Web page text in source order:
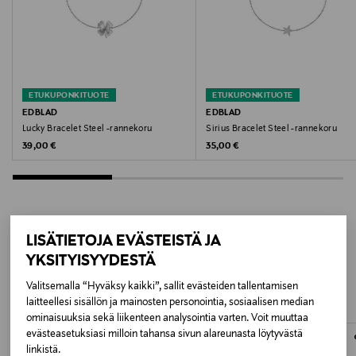
LISÄTIETOJA EVÄSTEISTÄ JA
YKSITYISYYDESTÄ
Valitsemalla “Hyväksy kaikki”, sallit evästeiden tallentamisen
laitteellesi sisällön ja mainosten personointia, sosiaalisen median
ominaisuuksia sekä liikenteen analysointia varten. Voit muuttaa
evästeasetuksiasi milloin tahansa sivun alareunasta löytyvästä
linkistä.
ovat korroosionkestäviä eivätkä värjää.
Hoito-ohjeet
Puhdista rannekoru pehmeällä liinalla. Vältä
Koko
One size
Valmistusmaa
ETUKUPONKITUOTE
EDBLAD
Lucky Bracelet Steel -rannekoru
Original Price
39,00 €
ETUKUPONKITUOTE
EDBLAD
Sirius Bracelet Steel -rannekoru
Original Price
35,00 €
LISÄÄ KIINNOSTAVIA
TUOTTEITA